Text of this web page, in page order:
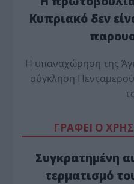
Κυπριακό δεν
Η υπαναχώρηση της
σύγκληση
ΓΡΑΦΕΙ Ο
Συγκρατημένη
τερματισμό